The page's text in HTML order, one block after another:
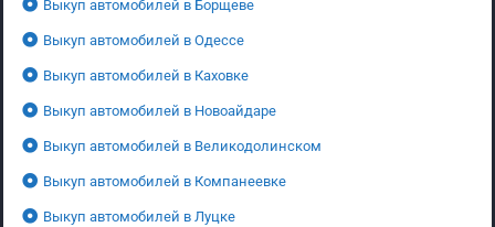
Выкуп автомобилей в Борщеве
Выкуп автомобилей в Одессе
Выкуп автомобилей в Каховке
Выкуп автомобилей в Новоайдаре
Выкуп автомобилей в Великодолинском
Выкуп автомобилей в Компанеевке
Выкуп автомобилей в Луцке